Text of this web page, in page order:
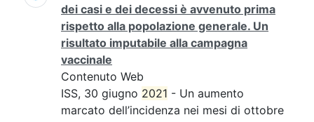
dei casi e dei decessi è avvenuto prima
rispetto alla popolazione generale. Un
risultato imputabile alla campagna
vaccinale
Contenuto Web
ISS, 30 giugno 2021 - Un aumento
marcato dell’incidenza nei mesi di ottobre